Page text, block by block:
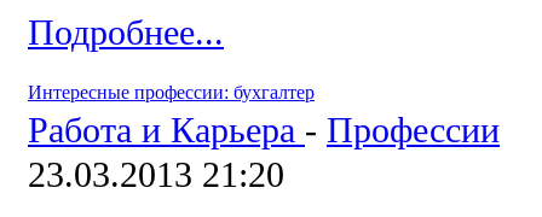
Подробнее...
Интересные профессии: бухгалтер
Работа и Карьера - Профессии
23.03.2013 21:20